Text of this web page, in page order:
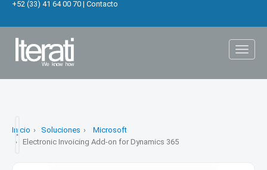
+52 (33) 41 64 00 70 | Contacto
Inicio Soluciones
Microsoft
Electronic Invoicing Add-on for Dynamics 365